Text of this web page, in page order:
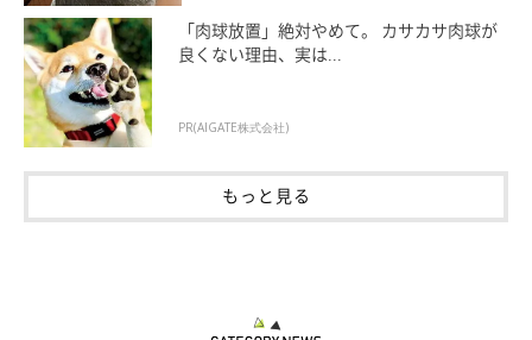
「肉球放置」絶対やめて。 カサカサ肉球が
良くない理由、実は...
PR(AIGATE株式会社)
もっと見る